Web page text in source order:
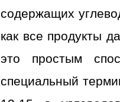
содержащих
как все продукты
это простым
специальный